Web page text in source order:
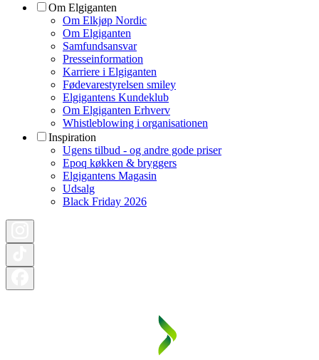
Om Elgiganten
Om Elkjøp Nordic
Om Elgiganten
Samfundsansvar
Presseinformation
Karriere i Elgiganten
Fødevarestyrelsen smiley
Elgigantens Kundeklub
Om Elgiganten Erhverv
Whistleblowing i organisationen
Inspiration
Ugens tilbud - og andre gode priser
Epoq køkken & bryggers
Elgigantens Magasin
Udsalg
Black Friday 2026